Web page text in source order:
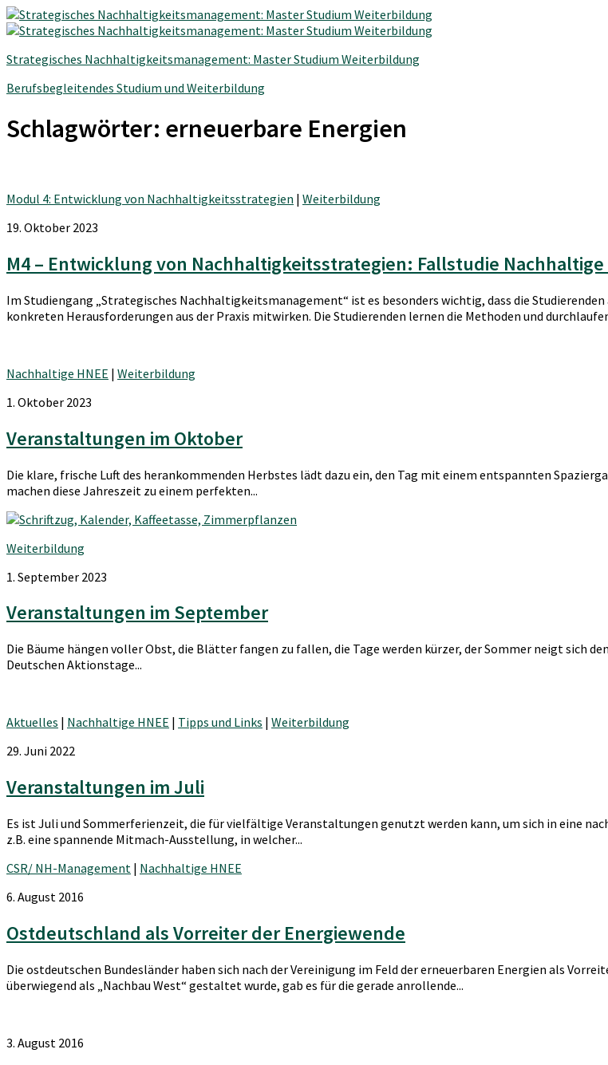
Strategisches Nachhaltigkeitsmanagement: Master Studium Weiterbildung
Berufsbegleitendes Studium und Weiterbildung
Schlagwörter: erneuerbare Energien
Modul 4: Entwicklung von Nachhaltigkeitsstrategien | Weiterbildung
19. Oktober 2023
M4 – Entwicklung von Nachhaltigkeitsstrategien: Fallstudie
Im Studiengang „Strategisches Nachhaltigkeitsmanagement“ ist es besonders wichtig, dass die
konkreten Herausforderungen aus der Praxis mitwirken. Die Studierenden lernen die Methoden und
Nachhaltige HNEE | Weiterbildung
1. Oktober 2023
Veranstaltungen im Oktober
Die klare, frische Luft des herankommenden Herbstes lädt dazu ein, den Tag mit einem entspannten
machen diese Jahreszeit zu einem perfekten...
Weiterbildung
1. September 2023
Veranstaltungen im September
Die Bäume hängen voller Obst, die Blätter fangen zu fallen, die Tage werden kürzer, der Sommer neigt sich
Deutschen Aktionstage...
Aktuelles | Nachhaltige HNEE | Tipps und Links | Weiterbildung
29. Juni 2022
Veranstaltungen im Juli
Es ist Juli und Sommerferienzeit, die für vielfältige Veranstaltungen genutzt werden kann, um sich in eine
z.B. eine spannende Mitmach-Ausstellung, in welcher...
CSR/ NH-Management | Nachhaltige HNEE
6. August 2016
Ostdeutschland als Vorreiter der Energiewende
Die ostdeutschen Bundesländer haben sich nach der Vereinigung im Feld der erneuerbaren Energien als
überwiegend als „Nachbau West“ gestaltet wurde, gab es für die gerade anrollende...
3. August 2016